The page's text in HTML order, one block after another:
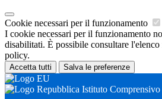
Cookie necessari per il funzionamento
I cookie necessari per il funzionamento
disabilitati. È possibile consultare
policy.
Accetta tutti Salva le preferenze
Istituto